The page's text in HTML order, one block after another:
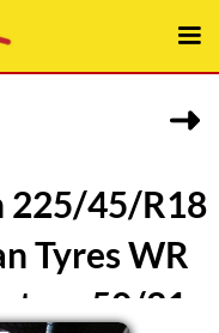
45/R18
Tyres WR
50/21